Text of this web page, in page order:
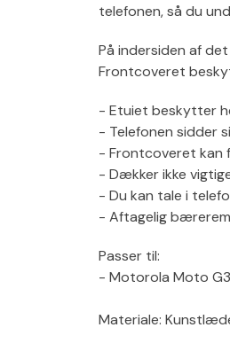
telefonen, så du
På indersiden af
Frontcoveret
- Etuiet beskytter
- Telefonen sidder
- Frontcoveret kan
- Dækker ikke
- Du kan tale i
- Aftagelig
Passer til:
- Motorola Moto
Materiale: